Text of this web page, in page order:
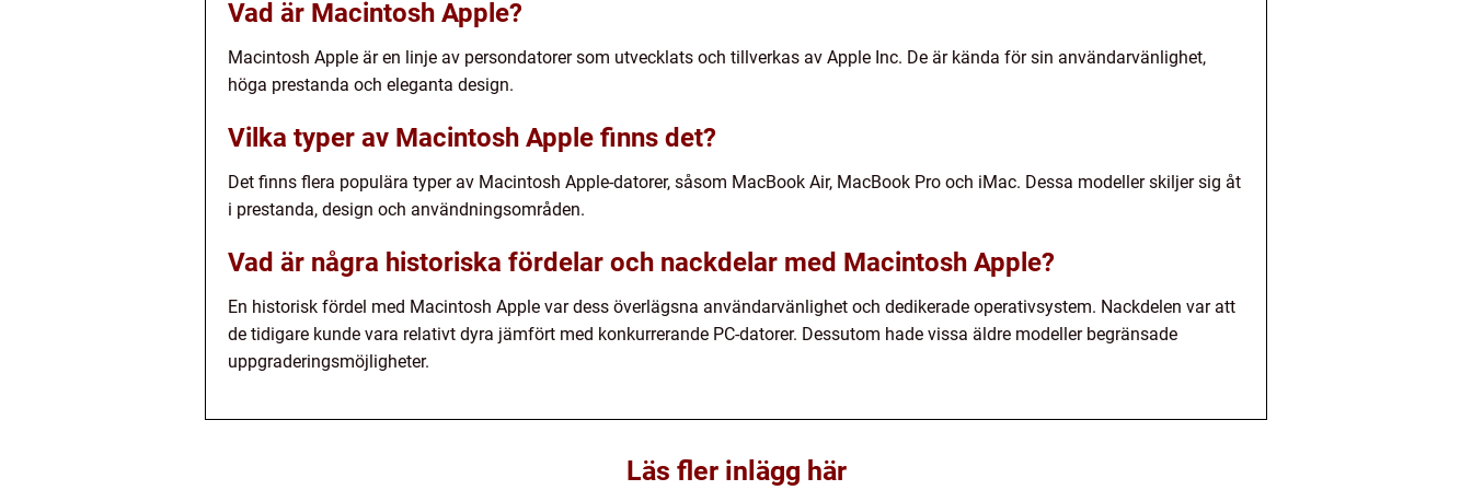
Vad är Macintosh Apple?
Macintosh Apple är en linje av persondatorer som utvecklats och tillverkas av Apple Inc. De är kända för sin användarvänlighet,
höga prestanda och eleganta design.
Vilka typer av Macintosh Apple finns det?
Det finns flera populära typer av Macintosh Apple-datorer, såsom MacBook Air, MacBook Pro och iMac. Dessa modeller skiljer sig åt
i prestanda, design och användningsområden.
Vad är några historiska fördelar och nackdelar med Macintosh Apple?
En historisk fördel med Macintosh Apple var dess överlägsna användarvänlighet och dedikerade operativsystem. Nackdelen var att
de tidigare kunde vara relativt dyra jämfört med konkurrerande PC-datorer. Dessutom hade vissa äldre modeller begränsade
uppgraderingsmöjligheter.
Läs fler inlägg här